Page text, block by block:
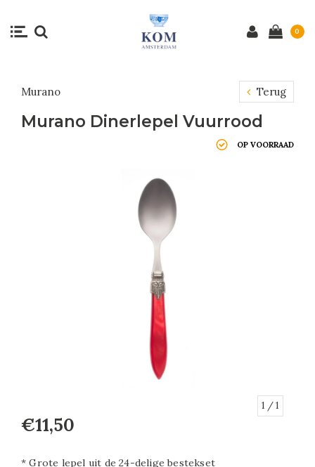
0
Murano Terug
Murano Dinerlepel Vuurrood
OP VOORRAAD
1 / 1
€11,50
* Grote lepel uit de 24-delige bestekset